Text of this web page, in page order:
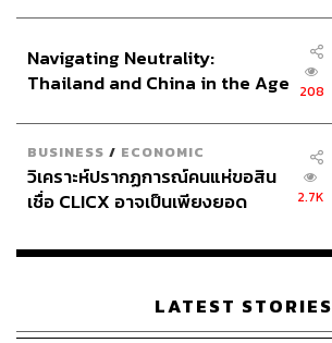
Navigating Neutrality:
Thailand and China in the Age
208
BUSINESS / ECONOMIC
วิเคราะห์ปรากฏการณ์คนแห่ขอสิน
เชื่อ CLICX อาจเป็นเพียงยอด
เรือนไทยที่ถูกซุกไว้
2.7K
LATEST STORIES